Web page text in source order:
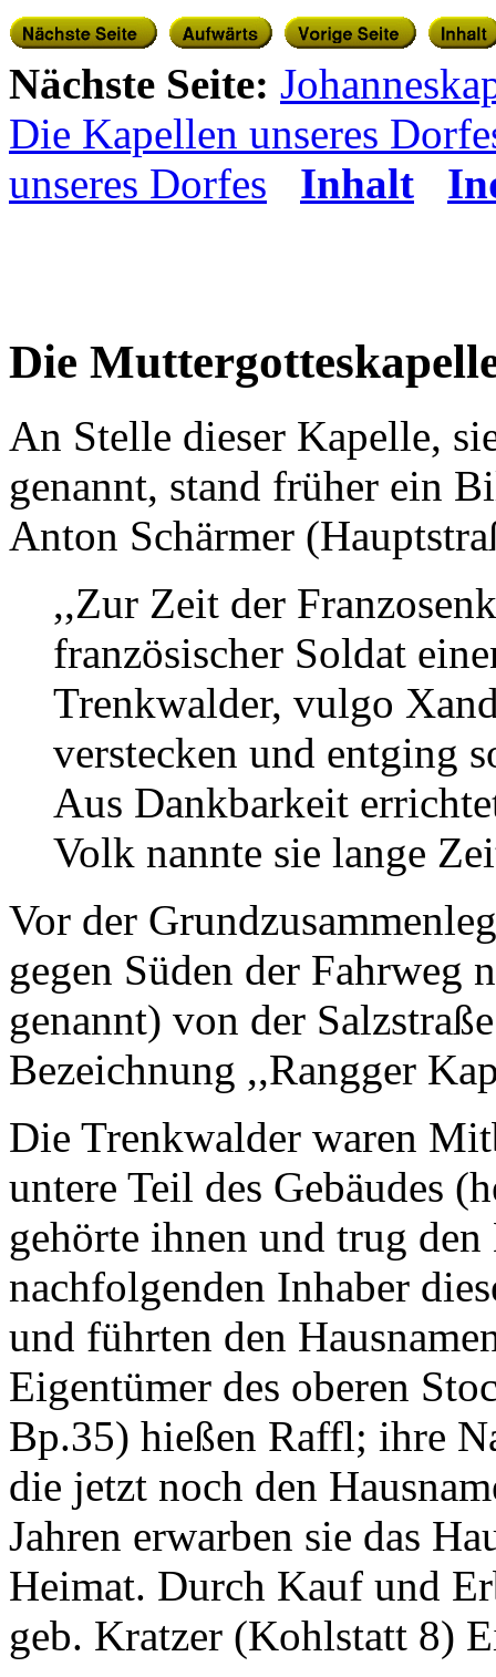
Nächste Seite:
Die Kapellen unseres
unseres Dorfes
Inhalt
Die
An Stelle dieser Kapelle,
genannt, stand früher ein
Anton Schärmer
,,Zur Zeit der
französischer Soldat
Trenkwalder, vulgo
verstecken und entging
Aus Dankbarkeit
Volk nannte sie lange
Vor der
gegen Süden der Fahrweg
genannt) von der
Bezeichnung ,,Rangger
Die Trenkwalder waren
untere Teil des Gebäudes
gehörte ihnen und trug
nachfolgenden Inhaber
und führten den
Eigentümer des oberen
Bp.35) hießen Raffl; ihre
die jetzt noch den
Jahren erwarben sie das
Heimat. Durch Kauf und
geb. Kratzer (Kohlstatt 8)